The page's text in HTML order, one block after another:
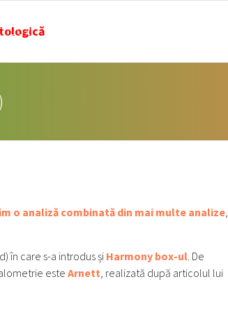
o analiză combinată din mai multe analize,
în care s-a introdus și Harmony box-ul. De
este Arnett, realizată după articolul lui